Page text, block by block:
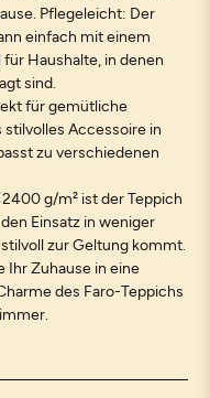
Pflegeleicht: Der
einfach mit einem
Haushalte, in denen
sind.
für gemütliche
Accessoire in
zu verschiedenen
g/m² ist der Teppich
Einsatz in weniger
zur Geltung kommt.
Ihr Zuhause in eine
des Faro-Teppichs